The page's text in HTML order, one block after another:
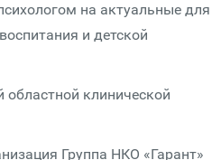
на актуальные для
и детской
областной клинической
Группа НКО «Гарант»